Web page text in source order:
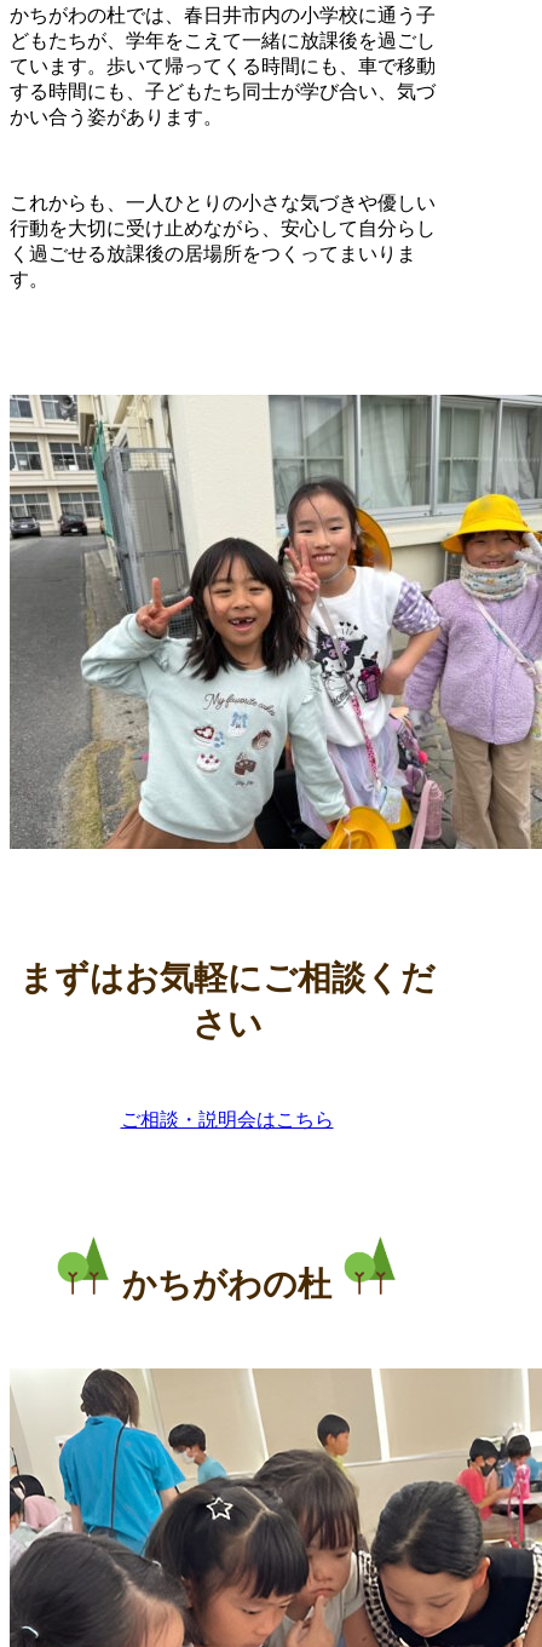
かちがわの杜では、春日井市内の小学校に通う子
どもたちが、学年をこえて一緒に放課後を過ごし
ています。歩いて帰ってくる時間にも、車で移動
する時間にも、子どもたち同士が学び合い、気づ
かい合う姿があります。
これからも、一人ひとりの小さな気づきや優しい
行動を大切に受け止めながら、安心して自分らし
く過ごせる放課後の居場所をつくってまいりま
す。
まずはお気軽にご相談くだ
さい
ご相談・説明会はこちら
かちがわの杜